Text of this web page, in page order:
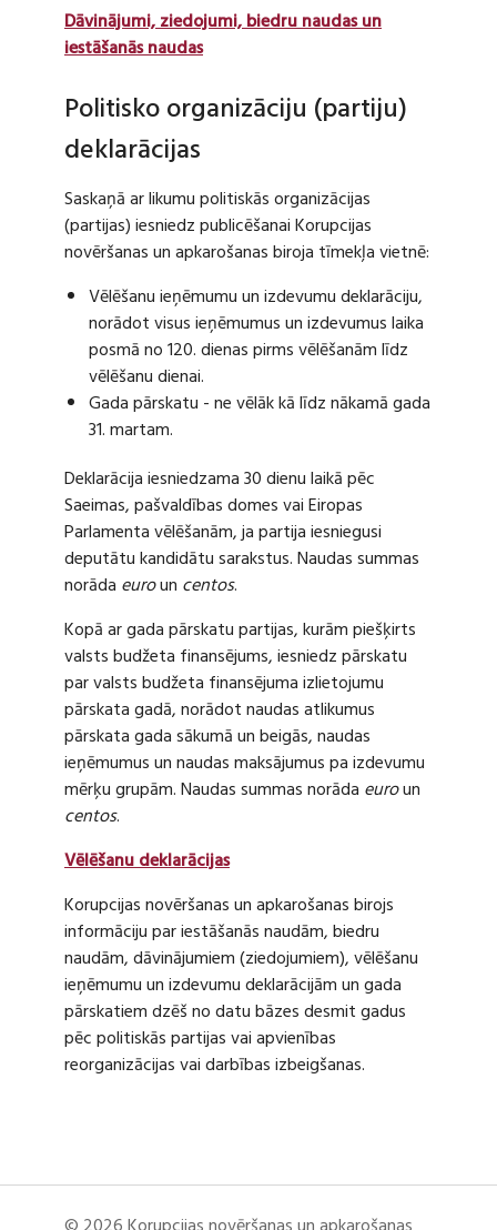
Dāvinājumi, ziedojumi, biedru naudas un
iestāšanās naudas
Politisko organizāciju (partiju)
deklarācijas
Saskaņā ar likumu politiskās organizācijas
(partijas) iesniedz publicēšanai Korupcijas
novēršanas un apkarošanas biroja tīmekļa vietnē:
Vēlēšanu ieņēmumu un izdevumu deklarāciju,
norādot visus ieņēmumus un izdevumus laika
posmā no 120. dienas pirms vēlēšanām līdz
vēlēšanu dienai.
Gada pārskatu - ne vēlāk kā līdz nākamā gada
31. martam.
Deklarācija iesniedzama 30 dienu laikā pēc
Saeimas, pašvaldības domes vai Eiropas
Parlamenta vēlēšanām, ja partija iesniegusi
deputātu kandidātu sarakstus. Naudas summas
norāda euroun centos.
Kopā ar gada pārskatu partijas, kurām piešķirts
valsts budžeta finansējums, iesniedz pārskatu
par valsts budžeta finansējuma izlietojumu
pārskata gadā, norādot naudas atlikumus
pārskata gada sākumā un beigās, naudas
ieņēmumus un naudas maksājumus pa izdevumu
mērķu grupām. Naudas summas norāda euroun
centos.
Vēlēšanu deklarācijas
Korupcijas novēršanas un apkarošanas birojs
informāciju par iestāšanās naudām, biedru
naudām, dāvinājumiem (ziedojumiem), vēlēšanu
ieņēmumu un izdevumu deklarācijām un gada
pārskatiem dzēš no datu bāzes desmit gadus
pēc politiskās partijas vai apvienības
reorganizācijas vai darbības izbeigšanas.